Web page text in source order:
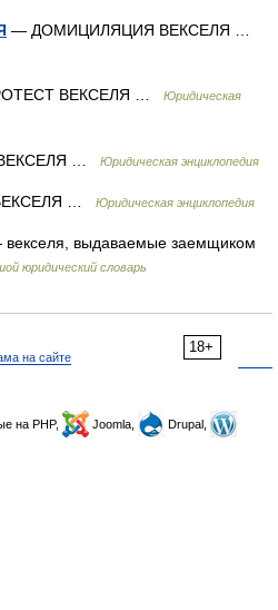
— ДОМИЦИЛЯЦИЯ ВЕКСЕЛЯ …
ВЕКСЕЛЯ …
Юридическая
… Юридическая энциклопедия
… Юридическая энциклопедия
выдаваемые заемщиком
юридический словарь
18+
на сайте
на PHP, Joomla,
Drupal,